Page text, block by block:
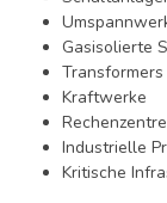
Gasisolierte
Transformers
Kraftwerke
Industrielle
Kritische